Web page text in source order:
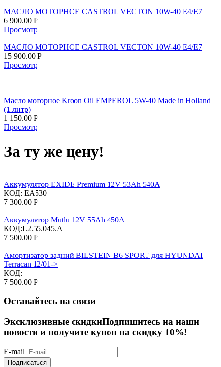
МАСЛО МОТОРНОЕ CASTROL VECTON 10W-40 E4/E7
6 900.00 Р
Просмотр
МАСЛО МОТОРНОЕ CASTROL VECTON 10W-40 E4/E7
15 900.00 Р
Просмотр
Масло моторное Kroon Oil EMPEROL 5W-40 Made in Holland
(1 литр)
1 150.00 Р
Просмотр
За ту же цену!
Аккумулятор EXIDE Premium 12V 53Ah 540A
КОД: EA530
7 300.00 Р
Аккумулятор Mutlu 12V 55Ah 450A
КОД:​L2.55.045.A
7 500.00 Р
Амортизатор задний BILSTEIN B6 SPORT для HYUNDAI
Terracan 12/01->
КОД:
7 500.00 Р
Оставайтесь на связи
Эксклюзивные скидкиПодпишитесь на наши
новости и получите купон на скидку 10%!
E-mail
Подписаться